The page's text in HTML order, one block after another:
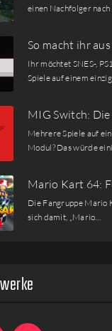
einen Nachfolger nach
So macht ihr aus
Ihr möchtet SNES-,
Spiele auf einem
MIG Switch: Die
Mehrere Spiele auf
Modul? Das würde
Mario Kart 64:
Die Fangruppe Mario
sich damit, „Mario…